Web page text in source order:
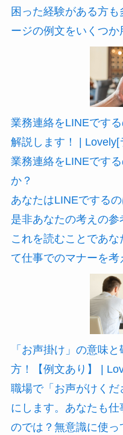
困った経験がある方
ージの例文をいくつか
業務連絡をLINEです
解説します！ | Lovely[
業務連絡をLINEです
か？
あなたはLINEでする
是非あなたの考えの参
これを読むことであ
て仕事でのマナーを考
「お声掛け」の意味
方！【例文あり】 |
職場で「お声がけく
にします。あなたも
のでは？無意識に使っ